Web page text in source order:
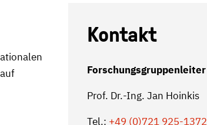
Kontakt
Forschungsgruppenleiter
Prof. Dr.-Ing. Jan Hoinkis
Tel.: +49 (0)721 925-1372